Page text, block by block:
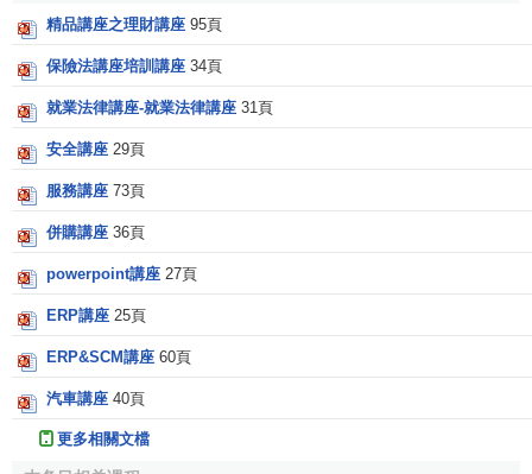
精品講座之理財講座 95頁
保險法講座培訓講座 34頁
就業法律講座-就業法律講座 31頁
安全講座 29頁
服務講座 73頁
併購講座 36頁
powerpoint講座 27頁
ERP講座 25頁
ERP&SCM講座 60頁
汽車講座 40頁
更多相關文檔